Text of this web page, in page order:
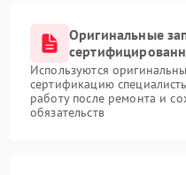
Оригинальные
Используются
сертификацию
работу после ремонта и
обязательств